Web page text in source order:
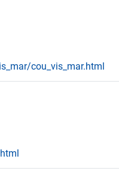
cou_vis_mar.html